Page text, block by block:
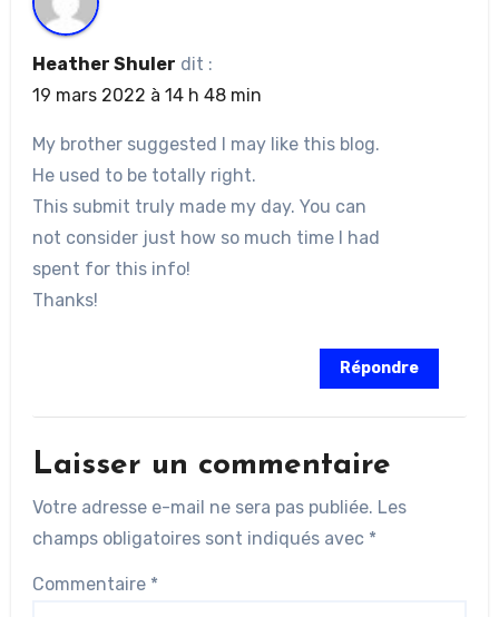
Heather Shuler dit :
19 mars 2022 à 14 h 48 min
My brother suggested I may like this blog.
He used to be totally right.
This submit truly made my day. You can
not consider just how so much time I had
spent for this info!
Thanks!
Répondre
Laisser un commentaire
Votre adresse e-mail ne sera pas publiée. Les
champs obligatoires sont indiqués avec *
Commentaire *